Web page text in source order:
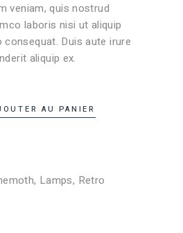
veniam, quis nostrud
laboris nisi ut aliquip
Duis aute irure
aliquip ex.
AU PANIER
, Lamps, Retro